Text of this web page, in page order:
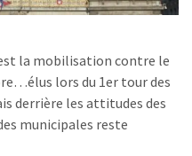
la mobilisation contre le
lors du 1er tour des
derrière les attitudes des
municipales reste